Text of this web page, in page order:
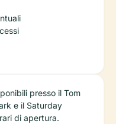
presso il Tom
e il Saturday
di apertura.